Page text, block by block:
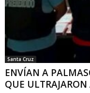
Santa Cruz
ENVÍAN A
QUE